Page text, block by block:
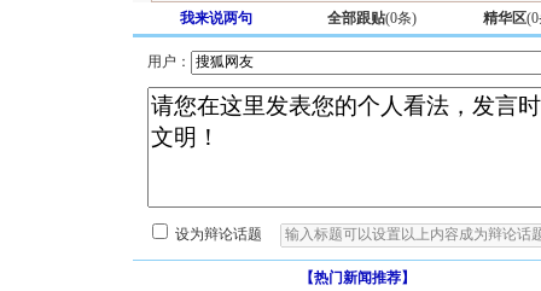
我来说两句 全部跟贴(0条) 精华区(0
用户：
设为辩论话题
【热门新闻推荐】